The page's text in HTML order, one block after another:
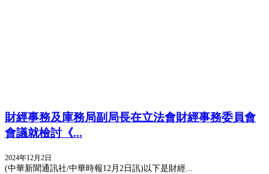
財經事務及庫務局副局長在立法會財經事務委員會
會議就檢討《...
2024年12月2日
(中華新聞通訊社/中華時報12月2日訊)以下是財經...